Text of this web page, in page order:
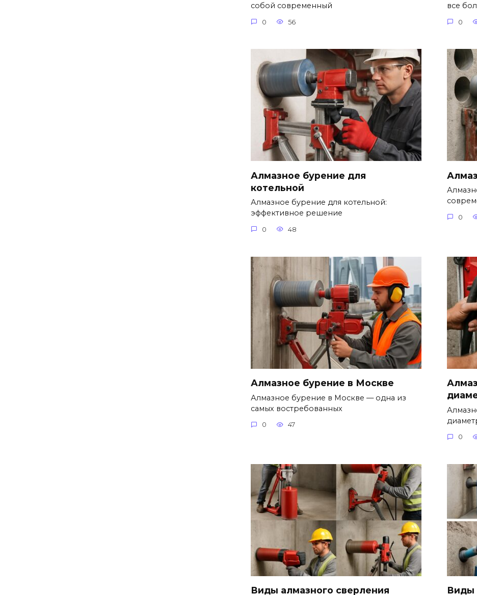
собой современный
0 56
все
0
Алмазное бурение для
котельной
Алмазное бурение для котельной:
эффективное решение
0 48
0
Алмазное бурение в Москве
Алмазное бурение в Москве — одна из
самых востребованных
0 47
0
Виды алмазного сверления Виды